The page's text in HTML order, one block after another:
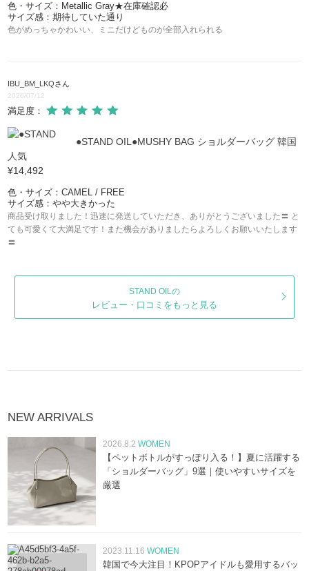
色・サイズ：Metallic Gray★在庫確認必
サイズ感：期待していた通り
色がめっちゃかわいい、ミニだけどものが全部入れられる
IBU_BM_LKQさん
2026/07/12
満足度：
●STAND OIL●MUSHY BAG ショルダーバッグ 韓国
人気
¥14,492
色・サイズ：CAMEL / FREE
サイズ感：やや大きかった
商品受け取りました！迅速に発送していただき、ありがとうございました〓 と
ても可愛くて大満足です！また機会がありましたらよろしくお願いいたします
〓
STAND OILの
レビュー・口コミをもっと見る
NEW ARRIVALS
2026.8.2 WOMEN
【ペットボトルがすっぽり入る！】夏に活躍する
「ショルダーバッグ」9選｜使いやすいサイズを
厳選
2023.11.16 WOMEN
韓国で今大注目！KPOPアイドルも愛用するバッ